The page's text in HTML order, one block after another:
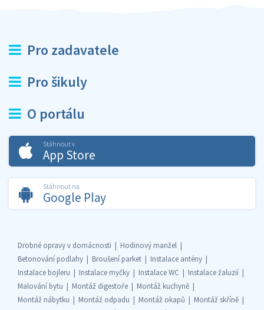
Pro zadavatele
Pro šikuly
O portálu
Stáhnout v
App Store
Stáhnout na
Google Play
Drobné opravy v domácnosti
Hodinový manžel
Betonování podlahy
Broušení parket
Instalace antény
Instalace bojleru
Instalace myčky Instalace WC
Instalace žaluzií
Malování bytu
Montáž digestoře
Montáž kuchyně
Montáž nábytku
Montáž odpadu Montáž okapů
Montáž skříně